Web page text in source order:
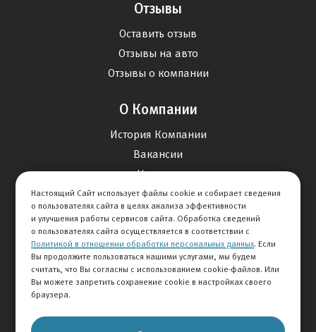
Отзывы
Оставить отзыв
Отзывы на авто
Отзывы о компании
О Компании
История Компании
Вакансии
Новости
Карта сайта
Контакты
+7 495 292-60-60
Настоящий Сайт использует файлы cookie и собирает сведения
о пользователях сайта в целях анализа эффективности
и улучшения работы сервисов сайта. Обработка сведений
о пользователях сайта осуществляется в соответствии с
Политикой в отношении обработки персональных данных. Если
Вы продолжите пользоваться нашими услугами, мы будем
считать, что Вы согласны с использованием cookie-файлов. Или
Вы можете запретить сохранение cookie в настройках своего
браузера.